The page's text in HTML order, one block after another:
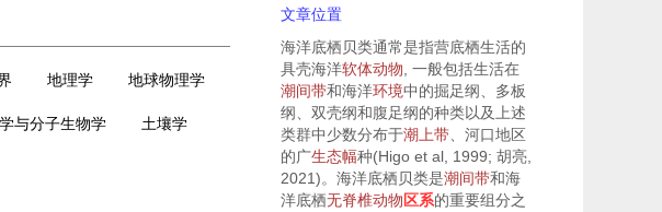
地理学 地球物理学
与分子生物学 土壤学
文章位置
海洋底栖贝类通常是指营底栖生活的
具壳海洋软体动物 , 一般包括生活在
潮间带和海洋环境中的掘足纲、多板
纲、双壳纲和腹足纲的种类以及上述
类群中少数分布于潮上带、河口地区
的广生态幅种(Higo et al, 1999; 胡亮,
2021)。海洋底栖贝类是潮间带和海
洋底栖无脊椎动物区系的重要组分之